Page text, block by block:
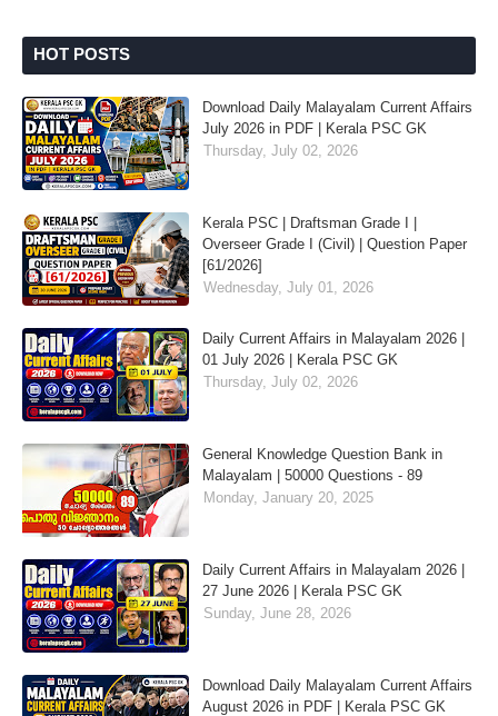
HOT POSTS
Download Daily Malayalam Current Affairs
July 2026 in PDF | Kerala PSC GK
Thursday, July 02, 2026
Kerala PSC | Draftsman Grade I |
Overseer Grade I (Civil) | Question Paper
[61/2026]
Wednesday, July 01, 2026
Daily Current Affairs in Malayalam 2026 |
01 July 2026 | Kerala PSC GK
Thursday, July 02, 2026
General Knowledge Question Bank in
Malayalam | 50000 Questions - 89
Monday, January 20, 2025
Daily Current Affairs in Malayalam 2026 |
27 June 2026 | Kerala PSC GK
Sunday, June 28, 2026
Download Daily Malayalam Current Affairs
August 2026 in PDF | Kerala PSC GK